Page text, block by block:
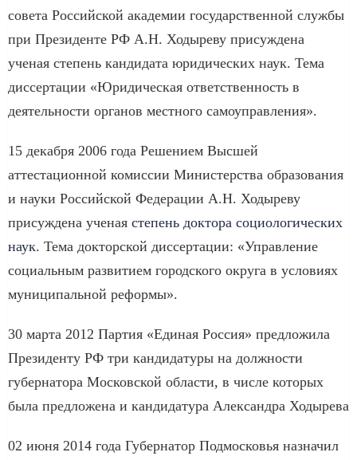
совета Российской академии государственной службы
при Президенте РФ А.Н. Ходыреву присуждена
ученая степень кандидата юридических наук. Тема
диссертации «Юридическая ответственность в
деятельности органов местного самоуправления».
15 декабря 2006 года Решением Высшей
аттестационной комиссии Министерства образования
и науки Российской Федерации А.Н. Ходыреву
присуждена ученая степень доктора социологических
наук. Тема докторской диссертации: «Управление
социальным развитием городского округа в условиях
муниципальной реформы».
30 марта 2012 Партия «Единая Россия» предложила
Президенту РФ три кандидатуры на должности
губернатора Московской области, в числе которых
была предложена и кандидатура Александра Ходырева
02 июня 2014 года Губернатор Подмосковья назначил